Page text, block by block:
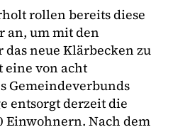
rollen bereits diese
an, um mit den
neue Klärbecken zu
eine von acht
Gemeindeverbunds
entsorgt derzeit die
Einwohnern. Nach dem